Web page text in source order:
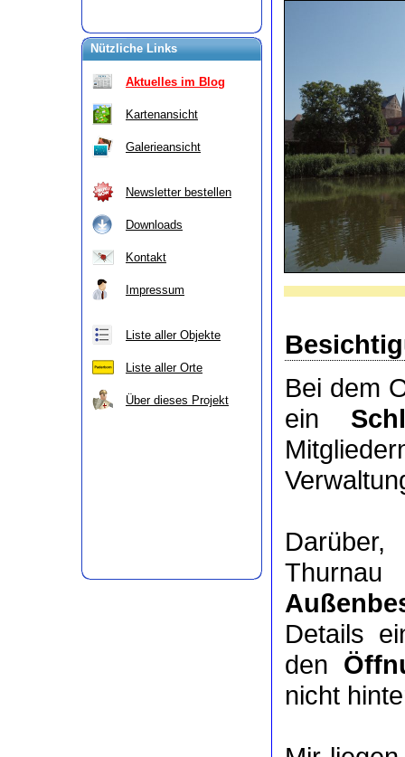
Nützliche Links
Aktuelles im Blog
Kartenansicht
Galerieansicht
Newsletter bestellen
Downloads
Kontakt
Impressum
Liste aller Objekte
Liste aller Orte
Über dieses Projekt
Bei dem
ein
Details
den
nicht